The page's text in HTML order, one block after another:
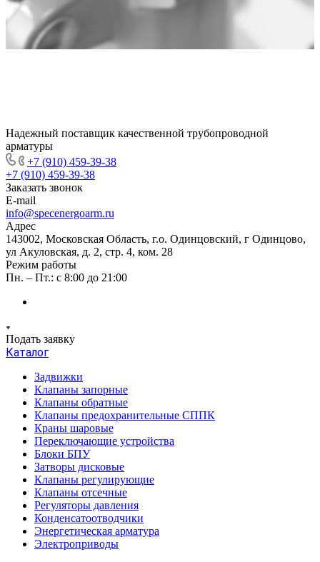
Надежный поставщик качественной трубопроводной
арматуры
+7 (910) 459-39-38
+7 (910) 459-39-38
Заказать звонок
E-mail
info@specenergoarm.ru
Адрес
143002, Московская Область, г.о. Одинцовский, г Одинцово,
ул Акуловская, д. 2, стр. 4, ком. 28
Режим работы
Пн. – Пт.: с 8:00 до 21:00
Подать заявку
Каталог
Задвижки
Клапаны запорные
Клапаны обратные
Клапаны предохранительные СППК
Краны шаровые
Переключающие устройства
Блоки БПУ
Затворы дисковые
Клапаны регулирующие
Клапаны отсечные
Регуляторы давления
Конденсатоотводчики
Энергетическая арматура
Электроприводы